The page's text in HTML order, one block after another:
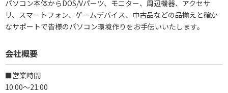
パソコン本体からDOS/Vパーツ、モニター、周辺機器、アクセサ
リ、スマートフォン、ゲームデバイス、中古品などの品揃えと確か
なサポートで皆様のパソコン環境作りをお手伝いいたします。
会社概要
■営業時間
10:00～21:00